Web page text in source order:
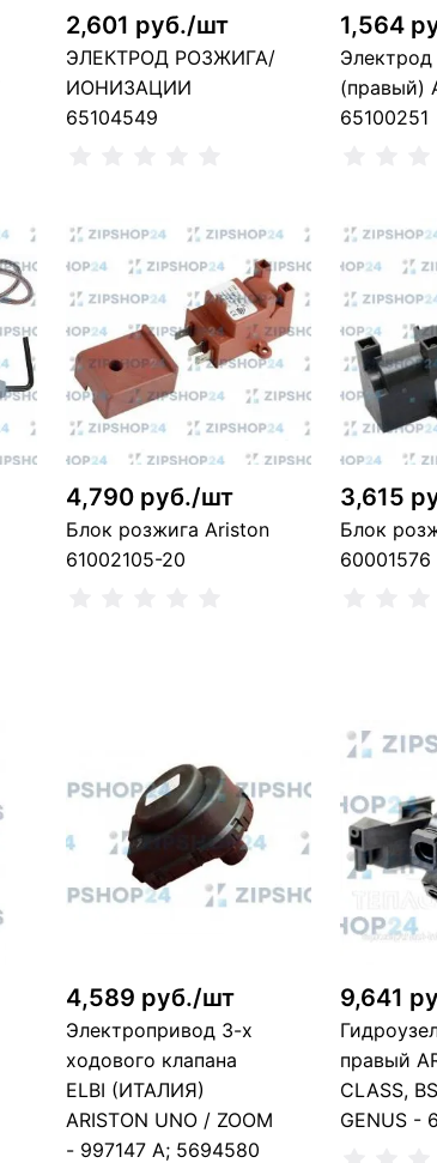
заказать
2,601 руб./шт
ЭЛЕКТРОД РОЗЖИГА/
ИОНИЗАЦИИ
65104549
Сообщить о поступлении
Нет в наличии, можно заказать
1,564
(правый)
65100251
Нет
заказать
4,790 руб./шт
Блок розжига Ariston
61002105-20
Нет в наличии, можно заказать
3,615
Блок
60001576
Нет
4,589 руб./шт
Электропривод 3-х
ходового клапана
ELBI (ИТАЛИЯ)
ARISTON UNO / ZOOM
- 997147 A; 5694580
9,641
правый
CLASS,
GENUS -